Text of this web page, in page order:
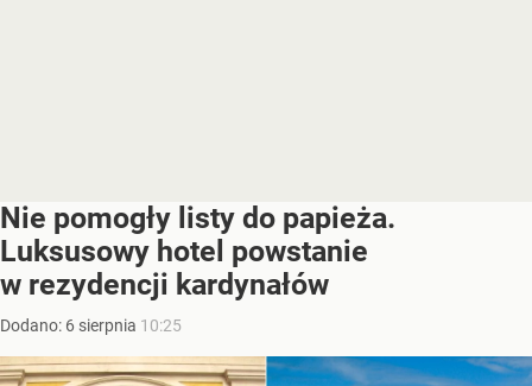
Nie pomogły listy do papieża.
Luksusowy hotel powstanie
w rezydencji kardynałów
Dodano: 6 sierpnia 10:25